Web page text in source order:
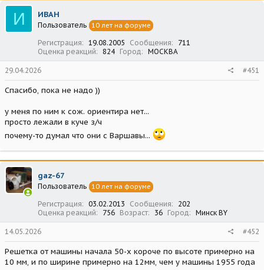
И ИВАН
Пользователь 10 лет на форуме
Регистрация 19.08.2005 Сообщения
711
Оценка реакций
824 Город МОСКВА
29.04.2026 #451
Спасибо, пока не надо ))
у меня по ним к сож. ориентира нет...
просто лежали в куче з/ч
почему-то думал что они с Варшавы...
gaz-67
Пользователь 10 лет на форуме
Регистрация 03.02.2013 Сообщения
202
Оценка реакций
756 Возраст 36 Город Минск BY
14.05.2026 #452
Решетка от машины начала 50-х короче по высоте примерно на
10 мм, и по ширине примерно на 12мм, чем у машины 1955 года